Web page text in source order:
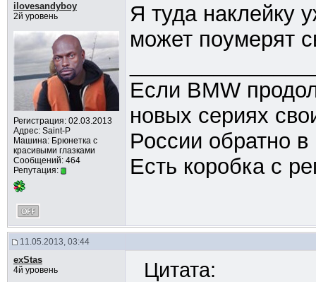
ilovesandyboy
2й уровень
Регистрация: 02.03.2013
Адрес: Saint-P
Машина: Брюнетка с
красивыми глазками
Сообщений: 464
Репутация:
Я туда наклейку
может поумерят
Если BMW
новых сериях
России обратно
Есть коробка с
11.05.2013, 03:44
exStas
4й уровень Цитата: